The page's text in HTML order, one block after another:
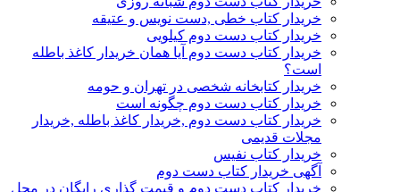
خریدار کتاب خطی ,دست نویس و عتیقه
خریدار کتاب دست دوم کیلویی
خریدار کتاب دست دوم آیا همان خریدار کاغذ باطله
است؟
خریدار کتابخانه شخصی در تهران و حومه
خریدار کتاب دست دوم چگونه است
خریدار کتاب دست دوم ,خریدار کاغذ باطله ,خریدار
مجلات قدیمی
خریدار کتاب نفیس
آگهی خریدار کتاب دست دوم
خریدار کتاب دست دوم و قیمت گذاری رایگان در محل